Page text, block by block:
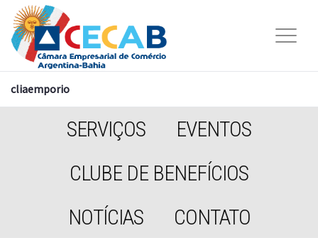
cliaemporio
SERVIÇOS
EVENTOS
CLUBE DE BENEFÍCIOS
NOTÍCIAS
CONTATO